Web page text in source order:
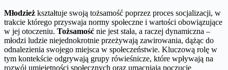
Młodzież kształtuje swoją tożsamość poprzez proces socjalizacji, w
trakcie którego przyswaja normy społeczne i wartości obowiązujące
w jej otoczeniu. Tożsamość nie jest stała, a raczej dynamiczna –
młodzi ludzie niejednokrotnie przeżywają zawirowania, dążąc do
odnalezienia swojego miejsca w społeczeństwie. Kluczową rolę w
tym kontekście odgrywają grupy rówieśnicze, które wpływają na
rozwój umiejętności społecznych oraz umacniają poczucie